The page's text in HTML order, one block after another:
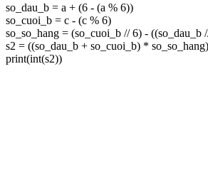
so_dau_b = a + (6 - (a % 6))
so_cuoi_b = c - (c % 6)
so_so_hang = (so_cuoi_b // 6) - ((so_dau_b
s2 = ((so_dau_b + so_cuoi_b) *
print(int(s2))